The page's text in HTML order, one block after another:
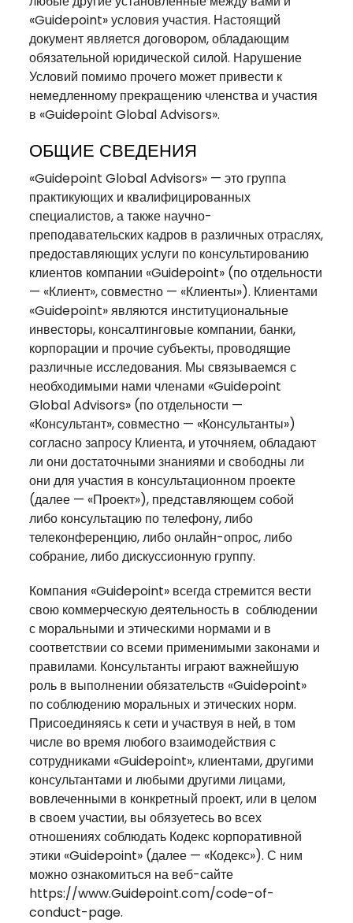
«Guidepoint» условия участия. Настоящий
документ является договором, обладающим
обязательной юридической силой. Нарушение
Условий помимо прочего может привести к
немедленному прекращению членства и участия
в «Guidepoint Global Advisors».
ОБЩИЕ СВЕДЕНИЯ
«Guidepoint Global Advisors» — это группа
практикующих и квалифицированных
специалистов, а также научно-
преподавательских кадров в различных отраслях,
предоставляющих услуги по консультированию
клиентов компании «Guidepoint» (по отдельности
— «Клиент», совместно — «Клиенты»). Клиентами
«Guidepoint» являются институциональные
инвесторы, консалтинговые компании, банки,
корпорации и прочие субъекты, проводящие
различные исследования. Мы связываемся с
необходимыми нами членами «Guidepoint
Global Advisors» (по отдельности —
«Консультант», совместно — «Консультанты»)
согласно запросу Клиента, и уточняем, обладают
ли они достаточными знаниями и свободны ли
они для участия в консультационном проекте
(далее — «Проект»), представляющем собой
либо консультацию по телефону, либо
телеконференцию, либо онлайн-опрос, либо
собрание, либо дискуссионную группу.
Компания «Guidepoint» всегда стремится вести
свою коммерческую деятельность в соблюдении
с моральными и этическими нормами и в
соответствии со всеми применимыми законами и
правилами. Консультанты играют важнейшую
роль в выполнении обязательств «Guidepoint»
по соблюдению моральных и этических норм.
Присоединяясь к сети и участвуя в ней, в том
числе во время любого взаимодействия с
сотрудниками «Guidepoint», клиентами, другими
консультантами и любыми другими лицами,
вовлеченными в конкретный проект, или в целом
в своем участии, вы обязуетесь во всех
отношениях соблюдать Кодекс корпоративной
этики «Guidepoint» (далее — «Кодекс»). С ним
можно ознакомиться на веб-сайте
https://www.Guidepoint.com/code-of-
conduct-page.